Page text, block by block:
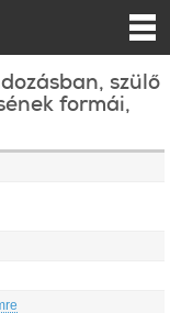
szülő
formái,